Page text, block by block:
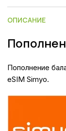
ОПИСАНИЕ
Пополнение
eSIM Simyo.